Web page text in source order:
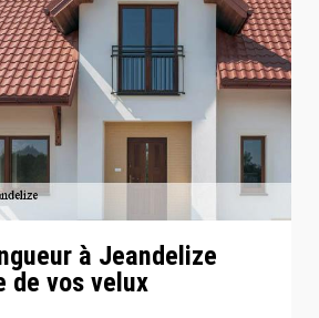
à Jeandelize
de vos velux